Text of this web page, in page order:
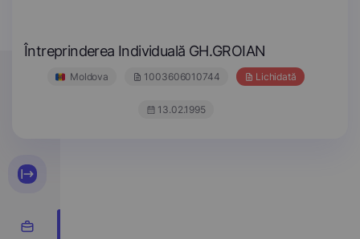
Întreprinderea Individuală GH.GROIAN
Moldova 1003606010744 Lichidată
13.02.1995